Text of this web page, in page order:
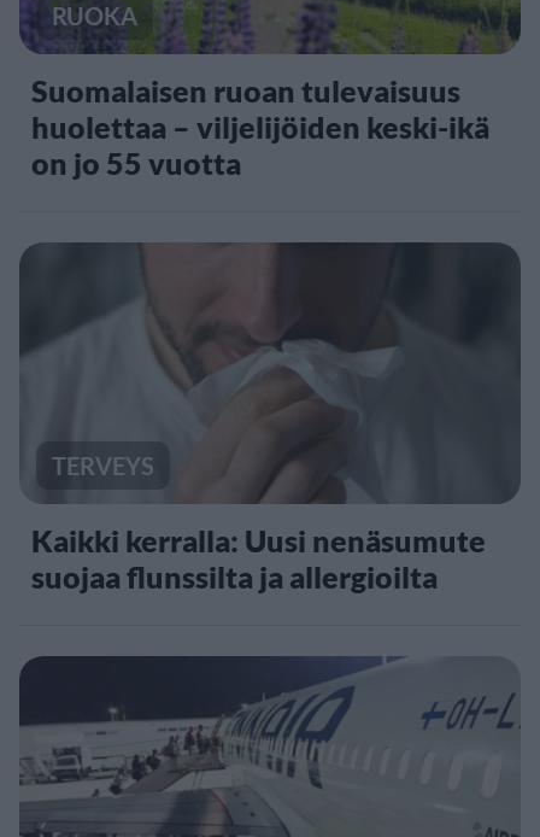
RUOKA
Suomalaisen ruoan tulevaisuus
huolettaa – viljelijöiden keski-ikä
on jo 55 vuotta
TERVEYS
Kaikki kerralla: Uusi nenäsumute
suojaa flunssilta ja allergioilta